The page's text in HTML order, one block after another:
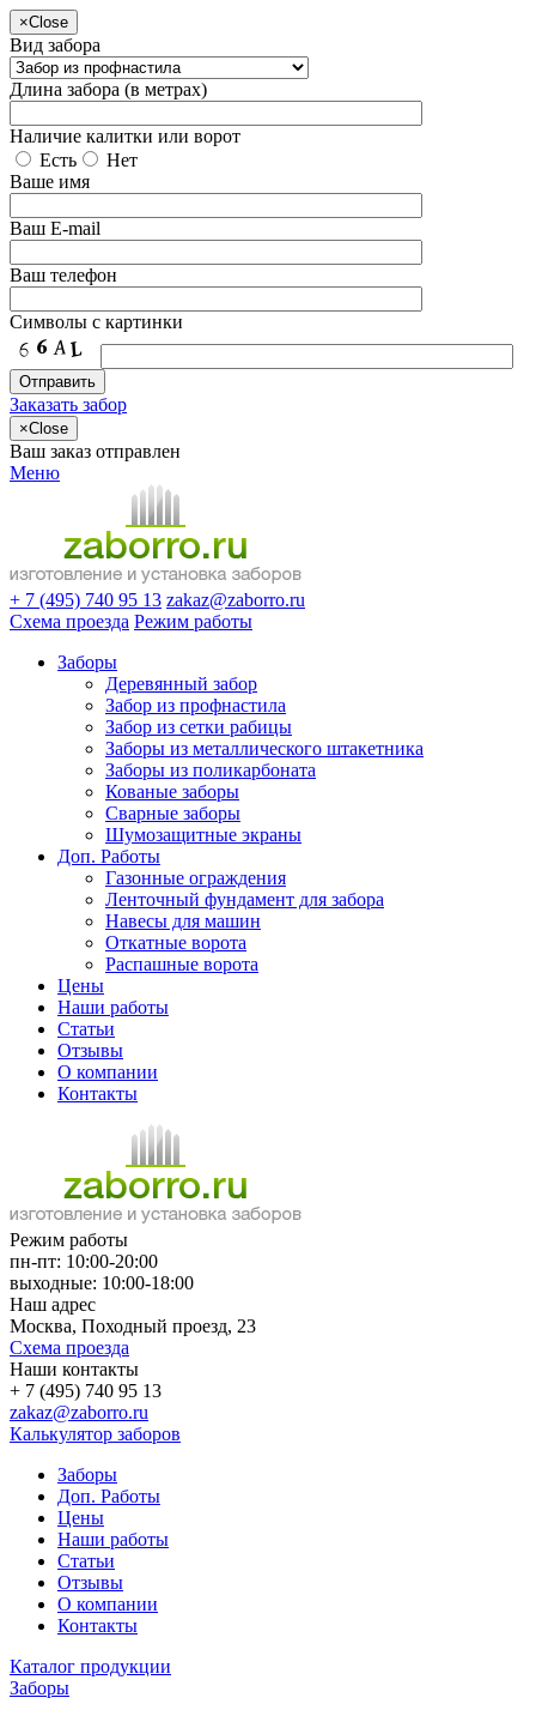
×Close
Вид забора
Длина забора (в метрах)
Наличие калитки или ворот
Есть
Нет
Ваше имя
Ваш E-mail
Ваш телефон
Символы с картинки
Заказать забор
×Close
Ваш заказ отправлен
Меню
+ 7 (495) 740 95 13 zakaz@zaborro.ru
Схема проезда Режим работы
Заборы
Деревянный забор
Забор из профнастила
Забор из сетки рабицы
Заборы из металлического штакетника
Заборы из поликарбоната
Кованые заборы
Сварные заборы
Шумозащитные экраны
Доп. Работы
Газонные ограждения
Ленточный фундамент для забора
Навесы для машин
Откатные ворота
Распашные ворота
Цены
Наши работы
Статьи
Отзывы
О компании
Контакты
Режим работы
пн-пт: 10:00-20:00
выходные: 10:00-18:00
Наш адрес
Москва, Походный проезд, 23
Схема проезда
Наши контакты
+ 7 (495) 740 95 13
zakaz@zaborro.ru
Калькулятор заборов
Заборы
Доп. Работы
Цены
Наши работы
Статьи
Отзывы
О компании
Контакты
Каталог продукции
Заборы